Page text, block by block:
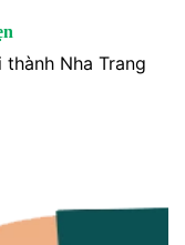
Nha Trang